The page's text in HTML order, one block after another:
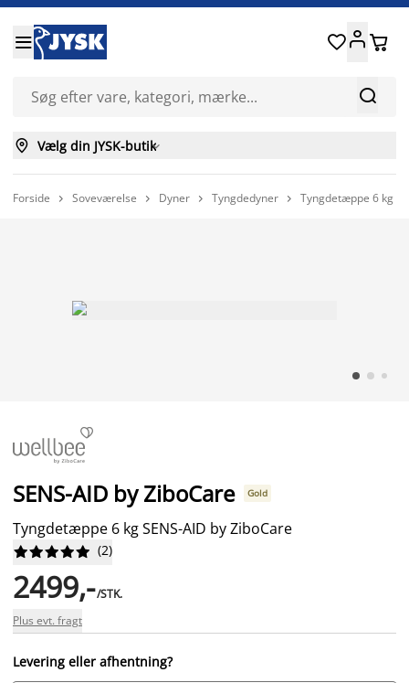


 
 Vælg din JYSK-butik
Forside  Soveværelse  Dyner  Tyngdedyner  Tyngdetæppe 6 kg
SENS-AID by ZiboCare Gold
Tyngdetæppe 6 kg SENS-AID by ZiboCare





 (2)
2499,-/STK.
Plus evt. fragt
Levering eller afhentning?